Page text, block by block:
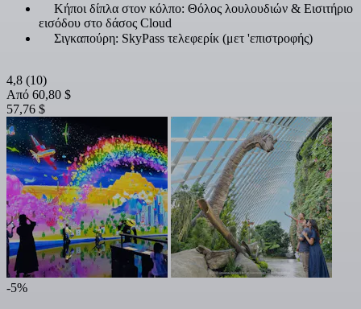
Κήποι δίπλα στον κόλπο: Θόλος λουλουδιών & Εισιτήριο
εισόδου στο δάσος Cloud
Σιγκαπούρη: SkyPass τελεφερίκ (μετ 'επιστροφής)
4,8 (10)
Από 60,80 $
57,76 $
-5%